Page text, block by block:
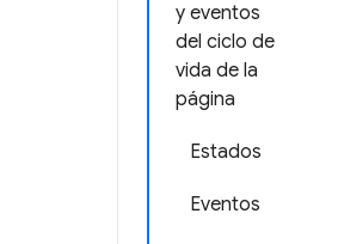
y eventos
del ciclo de
vida de la
página
Estados
Eventos